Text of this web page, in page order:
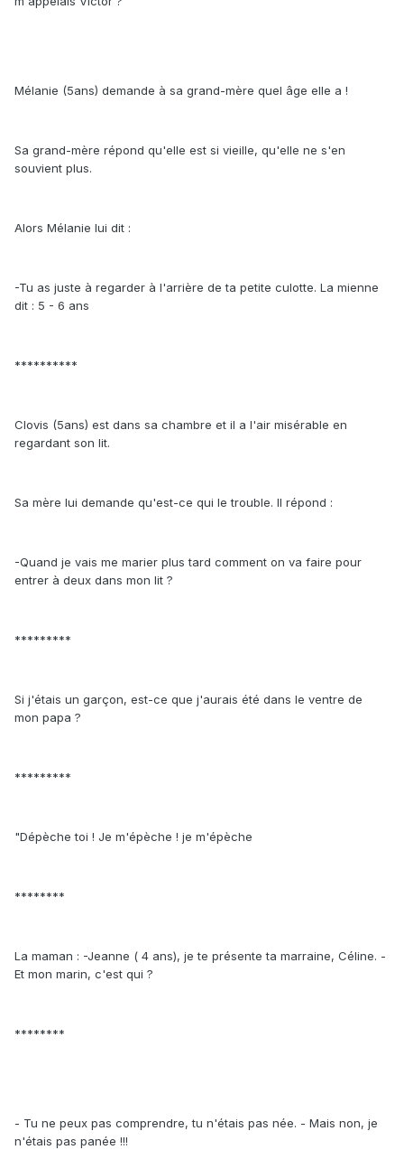
Mélanie (5ans) demande à sa grand-mère quel âge elle a !
Sa grand-mère répond qu'elle est si vieille, qu'elle ne s'en
souvient plus.
Alors Mélanie lui dit :
-Tu as juste à regarder à l'arrière de ta petite culotte. La mienne
dit : 5 - 6 ans
**********
Clovis (5ans) est dans sa chambre et il a l'air misérable en
regardant son lit.
Sa mère lui demande qu'est-ce qui le trouble. Il répond :
-Quand je vais me marier plus tard comment on va faire pour
entrer à deux dans mon lit ?
*********
Si j'étais un garçon, est-ce que j'aurais été dans le ventre de
mon papa ?
*********
"Dépèche toi ! Je m'épèche ! je m'épèche
********
La maman : -Jeanne ( 4 ans), je te présente ta marraine, Céline. -
Et mon marin, c'est qui ?
********
- Tu ne peux pas comprendre, tu n'étais pas née. - Mais non, je
n'étais pas panée !!!